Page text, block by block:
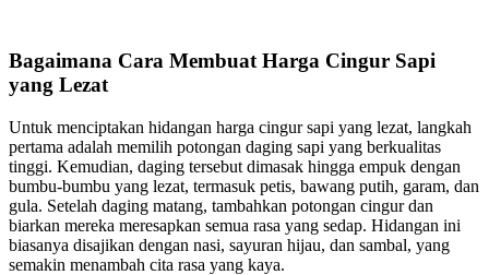
Bagaimana Cara Membuat Harga Cingur Sapi
yang Lezat
Untuk menciptakan hidangan harga cingur sapi yang lezat, langkah
pertama adalah memilih potongan daging sapi yang berkualitas
tinggi. Kemudian, daging tersebut dimasak hingga empuk dengan
bumbu-bumbu yang lezat, termasuk petis, bawang putih, garam, dan
gula. Setelah daging matang, tambahkan potongan cingur dan
biarkan mereka meresapkan semua rasa yang sedap. Hidangan ini
biasanya disajikan dengan nasi, sayuran hijau, dan sambal, yang
semakin menambah cita rasa yang kaya.